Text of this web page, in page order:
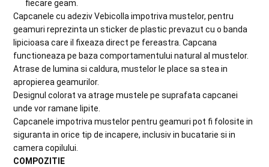
fiecare geam.
Capcanele cu adeziv Vebicolla impotriva mustelor, pentru
geamuri reprezinta un sticker de plastic prevazut cu o banda
lipicioasa care il fixeaza direct pe fereastra. Capcana
functioneaza pe baza comportamentului natural al mustelor.
Atrase de lumina si caldura, mustelor le place sa stea in
apropierea geamurilor.
Designul colorat va atrage mustele pe suprafata capcanei
unde vor ramane lipite.
Capcanele impotriva mustelor pentru geamuri pot fi folosite in
siguranta in orice tip de incapere, inclusiv in bucatarie si in
camera copilului.
COMPOZITIE